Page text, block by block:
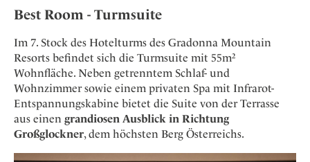
Best Room - Turmsuite
Im 7. Stock des Hotelturms des Gradonna Mountain
Resorts befindet sich die Turmsuite mit 55m²
Wohnfläche. Neben getrenntem Schlaf- und
Wohnzimmer sowie einem privaten Spa mit Infrarot-
Entspannungskabine bietet die Suite von der Terrasse
aus einen grandiosen Ausblick in Richtung
Großglockner, dem höchsten Berg Österreichs.